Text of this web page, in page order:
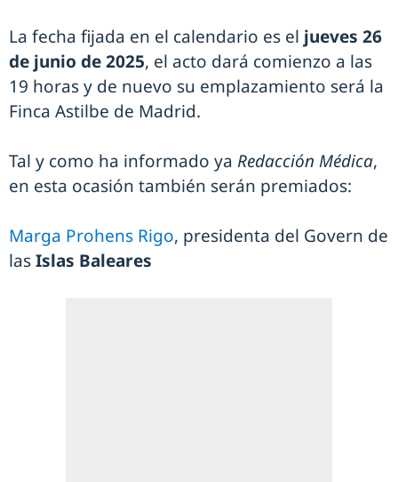
La fecha fijada en el calendario es el jueves 26
de junio de 2025, el acto dará comienzo a las
19 horas y de nuevo su emplazamiento será la
Finca Astilbe de Madrid.
Tal y como ha informado ya Redacción Médica,
en esta ocasión también serán premiados:
Marga Prohens Rigo, presidenta del Govern de
lasIslas Baleares